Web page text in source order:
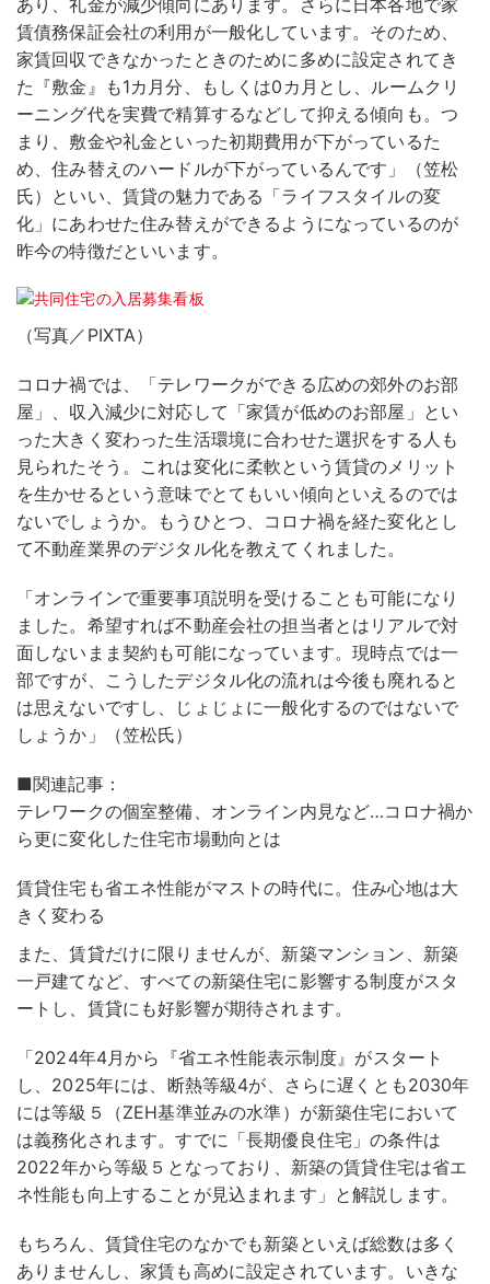
あり、礼金が減少傾向にあります。さらに日本各地で家
賃債務保証会社の利用が一般化しています。そのため、
家賃回収できなかったときのために多めに設定されてき
た『敷金』も1カ月分、もしくは0カ月とし、ルームクリ
ーニング代を実費で精算するなどして抑える傾向も。つ
まり、敷金や礼金といった初期費用が下がっているた
め、住み替えのハードルが下がっているんです」（笠松
氏）といい、賃貸の魅力である「ライフスタイルの変
化」にあわせた住み替えができるようになっているのが
昨今の特徴だといいます。
（写真／PIXTA）
コロナ禍では、「テレワークができる広めの郊外のお部
屋」、収入減少に対応して「家賃が低めのお部屋」とい
った大きく変わった生活環境に合わせた選択をする人も
見られたそう。これは変化に柔軟という賃貸のメリット
を生かせるという意味でとてもいい傾向といえるのでは
ないでしょうか。もうひとつ、コロナ禍を経た変化とし
て不動産業界のデジタル化を教えてくれました。
「オンラインで重要事項説明を受けることも可能になり
ました。希望すれば不動産会社の担当者とはリアルで対
面しないまま契約も可能になっています。現時点では一
部ですが、こうしたデジタル化の流れは今後も廃れると
は思えないですし、じょじょに一般化するのではないで
しょうか」（笠松氏）
■関連記事：
テレワークの個室整備、オンライン内見など…コロナ禍か
ら更に変化した住宅市場動向とは
賃貸住宅も省エネ性能がマストの時代に。住み心地は大
きく変わる
また、賃貸だけに限りませんが、新築マンション、新築
一戸建てなど、すべての新築住宅に影響する制度がスタ
ートし、賃貸にも好影響が期待されます。
「2024年4月から『省エネ性能表示制度』がスタート
し、2025年には、断熱等級4が、さらに遅くとも2030年
には等級５（ZEH基準並みの水準）が新築住宅において
は義務化されます。すでに「長期優良住宅」の条件は
2022年から等級５となっており、新築の賃貸住宅は省エ
ネ性能も向上することが見込まれます」と解説します。
もちろん、賃貸住宅のなかでも新築といえば総数は多く
ありませんし、家賃も高めに設定されています。いきな